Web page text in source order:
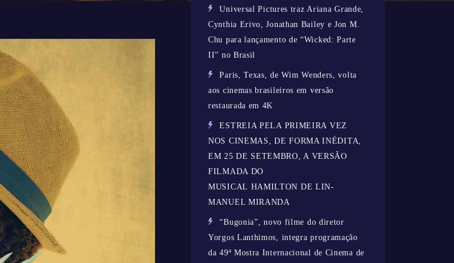
Universal Pictures traz Ariana Grande,
Cynthia Erivo, Jonathan Bailey e Jon M.
Chu para lançamento de “Wicked: Parte
II” no Brasil
Paris, Texas, de Wim Wenders, volta
aos cinemas brasileiros em versão
restaurada em 4K
ESTREIA PELA PRIMEIRA VEZ
NOS CINEMAS, DE FORMA INÉDITA,
EM 25 DE SETEMBRO, A VERSÃO
FILMADA DO
MUSICAL HAMILTON DE LIN-
MANUEL MIRANDA
“Bugonia”, novo filme do diretor
Yorgos Lanthimos, integra programação
da 49ª Mostra Internacional de Cinema de